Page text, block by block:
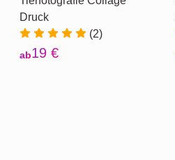
Druck
(2)
ab19 €